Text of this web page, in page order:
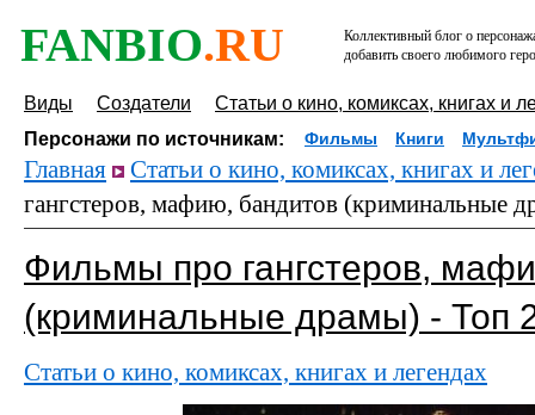
FANBIO.RU
Коллективный блог о
добавить своего любимого
Виды Создатели
Статьи о кино, комиксах, книгах и
Персонажи по источникам:
Фильмы Книги
Главная
Статьи о кино, комиксах, книгах и
гангстеров, мафию, бандитов (криминальные
Фильмы про гангстеров,
(криминальные драмы) - Топ
Статьи о кино, комиксах, книгах и легендах